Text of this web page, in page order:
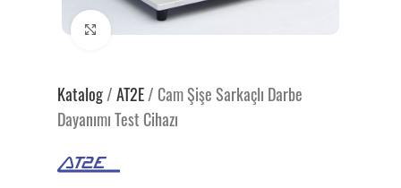
Genişlet
Katalog/AT2E/ Cam Şişe Sarkaçlı Darbe
Dayanımı Test Cihazı